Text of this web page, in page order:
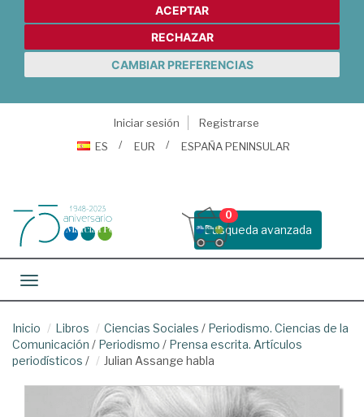
ACEPTAR
RECHAZAR
CAMBIAR PREFERENCIAS
Iniciar sesión
Registrarse
ES
EUR ESPAÑA PENINSULAR
Busqueda avanzada
0
Toggle navigation
Inicio Libros Ciencias Sociales / Periodismo. Ciencias de la
Comunicación / Periodismo / Prensa escrita. Artículos
periodísticos / Julian Assange habla